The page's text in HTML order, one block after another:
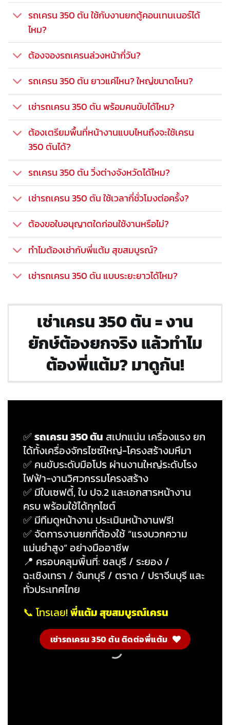
รถเครน 350 ตัน ใช้กับงานยกตู้คอนเทนเนอร์ได้
ไหม?
ต้องจองรถเครนล่วงหน้ากี่วัน?
รถเครน 350 ตัน ยาวแค่ไหน? ใหญ่ขนาดไหน?
เช่ารถเครน 350 ตัน พร้อมคนขับได้ไหม?
ต้องเตรียมพื้นที่หน้างานแบบไหนถึงจะใช้เครน
350 ตันได้?
รถเครน 350 ตัน วิ่งต่างจังหวัดได้ไหม?
เช่ารถเครน 350 ตัน ใช้เวลากี่ชั่วโมงต่อครั้ง?
ต้องขอใบอนุญาตใดก่อนใช้งานหรือไม่?
ทำไมต้องเช่ากับพี่แต้ม สุขสมบูรณ์?
เช่ารถเครน 350 ตัน แบบระยะยาวได้ไหม?
เช่าเครน 350 ตัน = งาน
ยักษ์ต้องยกจริง แล้วทำไม
ต้องพี่แต้ม? มาดูกัน!
✅รถเครน 350 ตัน สเปกแน่น เครื่องแรง ยก
ได้ทั้งเครื่องจักรไซซ์ใหญ่-โครงสร้างมหึมา
✅ คนขับระดับมือโปร ผ่านงานใหญ่ระดับโรง
ไฟฟ้า-งานวิศวกรรมโครงสร้าง
✅ มีใบเซฟตี้, ใบ ปจ.2 และเอกสารหน้างาน
ครบ พร้อมใช้ได้ทุกไซต์
✅ มีทีมดูหน้างาน ประเมินหน้างานฟรี!
✅ จัดการงานยกที่ต้องใช้ “แรงบวกความ
แม่นยำสูง” อย่างมืออาชีพ
📍 ครอบคลุมพื้นที่: ชลบุรี / ระยอง /
ฉะเชิงเทรา / จันทบุรี / ตราด / ปราจีนบุรี และ
ทั่วประเทศไทย
📞 โทรเลย!พี่แต้ม สุขสมบูรณ์เครน
เช่ารถเครน 350 ตัน ติดต่อพี่แต้ม